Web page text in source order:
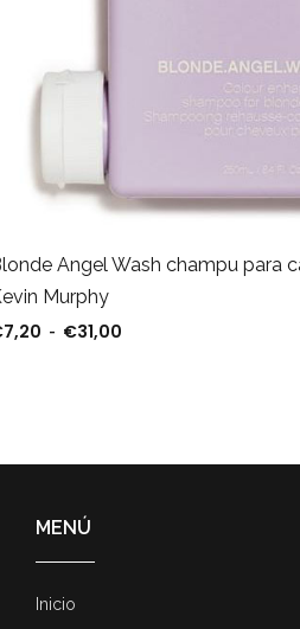
Angel Wash champu para
Murphy
7,20 - €31,00
MENÚ
Inicio